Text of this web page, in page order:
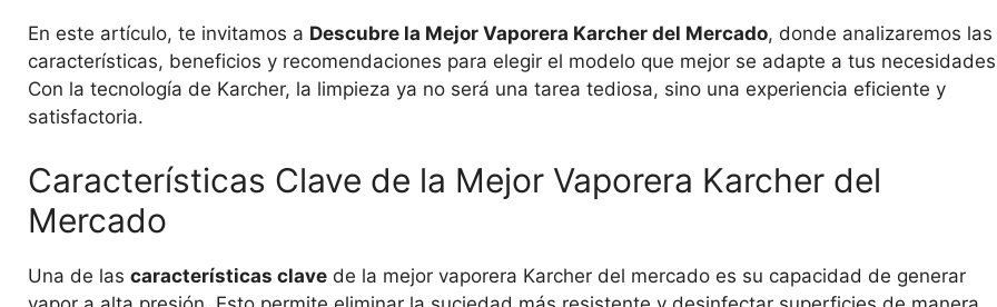
En este artículo, te invitamos a Descubre la Mejor Vaporera Karcher del Mercado, donde analizaremos las
características, beneficios y recomendaciones para elegir el modelo que mejor se adapte a tus
Con la tecnología de Karcher, la limpieza ya no será una tarea tediosa, sino una experiencia eficiente y
satisfactoria.
Características Clave de la Mejor Vaporera Karcher del
Mercado
Una de las características clave de la mejor vaporera Karcher del mercado es su capacidad de generar